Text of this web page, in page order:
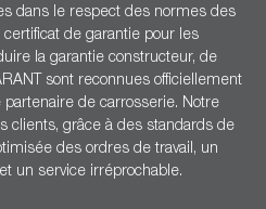
dans le respect des normes des
de garantie pour les
la garantie constructeur, de
sont reconnues officiellement
de carrosserie. Notre
clients, grâce à des standards de
des ordres de travail, un
un service irréprochable.